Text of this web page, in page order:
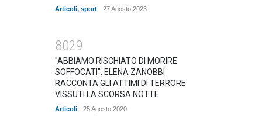
Articoli, sport 27 Agosto 2023
8029
"ABBIAMO RISCHIATO DI MORIRE
SOFFOCATI". ELENA ZANOBBI
RACCONTA GLI ATTIMI DI TERRORE
VISSUTI LA SCORSA NOTTE
Articoli 25 Agosto 2020